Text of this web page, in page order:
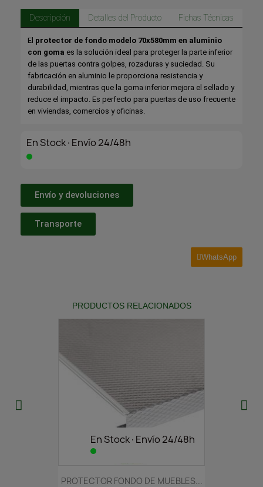
Descripción Detalles del Producto Fichas Técnicas
El protector de fondo modelo 70x580mm en aluminio
con goma es la solución ideal para proteger la parte inferior
de las puertas contra golpes, rozaduras y suciedad. Su
fabricación en aluminio le proporciona resistencia y
durabilidad, mientras que la goma inferior mejora el sellado y
reduce el impacto. Es perfecto para puertas de uso frecuente
en viviendas, comercios y oficinas.
En Stock·Envío 24/48h
Envío y devoluciones
Transporte
WhatsApp
PRODUCTOS RELACIONADOS
En Stock·Envío 24/48h
PROTECTOR FONDO DE MUEBLES...